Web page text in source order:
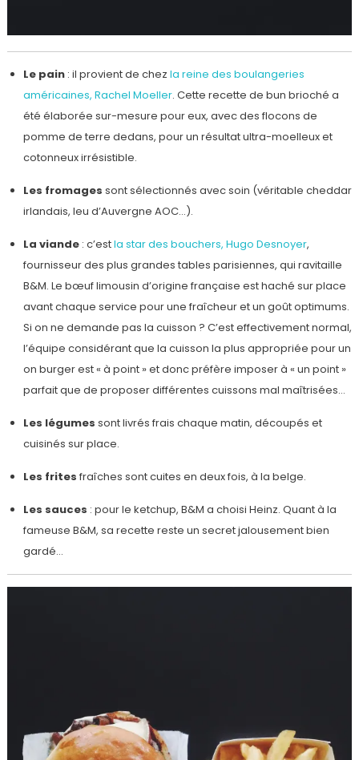
Le pain: il provient de chez la reine des boulangeries
américaines, Rachel Moeller. Cette recette de bun brioché a
été élaborée sur-mesure pour eux, avec des flocons de
pomme de terre dedans, pour un résultat ultra-moelleux et
cotonneux irrésistible.
Les fromages sont sélectionnés avec soin (véritable cheddar
irlandais, leu d’Auvergne AOC…).
La viande : c’estla star des bouchers, Hugo Desnoyer,
fournisseur des plus grandes tables parisiennes, qui ravitaille
B&M. Le bœuf limousin d’origine française est haché sur place
avant chaque service pour une fraîcheur et un goût optimums.
Si on ne demande pas la cuisson ? C’est effectivement normal,
l’équipe considérant que la cuisson la plus appropriée pour un
on burger est « à point » et donc préfère imposer à « un point »
parfait que de proposer différentes cuissons mal maîtrisées…
Les légumes sont livrés frais chaque matin, découpés et
cuisinés sur place.
Les frites fraîches sont cuites en deux fois, à la belge.
Les sauces : pour le ketchup, B&M a choisi Heinz. Quant à la
fameuse B&M, sa recette reste un secret jalousement bien
gardé…